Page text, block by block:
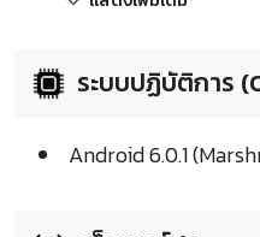
ระบบปฏิบัติการ
Android 6.0.1